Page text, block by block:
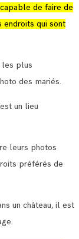
de faire de
endroits qui sont
les plus
des mariés.
un lieu
leurs photos
préférés de
un château, il est